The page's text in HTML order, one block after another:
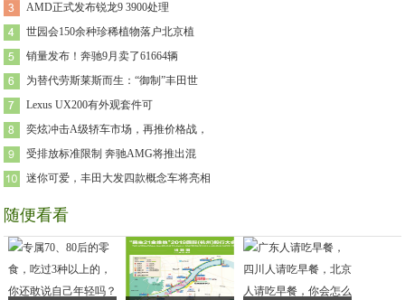
AMD正式发布锐龙9 3900处理
世园会150余种珍稀植物落户北京植
销量发布！奔驰9月卖了61664辆
为替代劳斯莱斯而生：“御制”丰田世
Lexus UX200有外观套件可
奕炫冲击A级轿车市场，再推价格战，
受排放标准限制 奔驰AMG将推出混
迷你可爱，丰田大发四款概念车将亮相
随便看看